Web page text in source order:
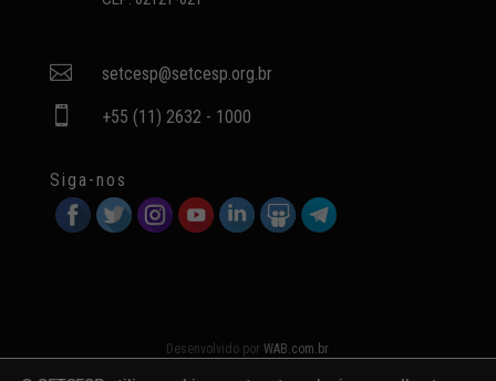
 setcesp@setcesp.org.br
 +55 (11) 2632 - 1000
Siga-nos
Desenvolvido porWAB.com.br